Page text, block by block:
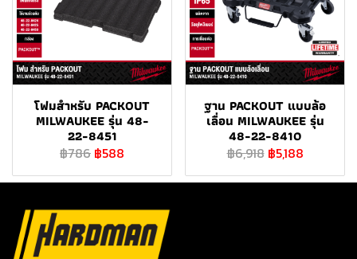
โฟมสำหรับ PACKOUT
MILWAUKEE รุ่น 48-
22-8451
฿786 ฿588
ฐาน PACKOUT แบบล้อ
เลื่อน MILWAUKEE รุ่น
48-22-8410
฿6,918 ฿5,188